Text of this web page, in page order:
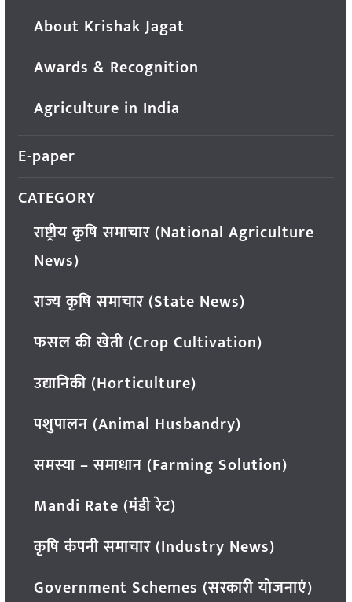
About Krishak Jagat
Awards & Recognition
Agriculture in India
E-paper
CATEGORY
राष्ट्रीय कृषि समाचार (National Agriculture
News)
राज्य कृषि समाचार (State News)
फसल की खेती (Crop Cultivation)
उद्यानिकी (Horticulture)
पशुपालन (Animal Husbandry)
समस्या – समाधान (Farming Solution)
Mandi Rate (मंडी रेट)
कृषि कंपनी समाचार (Industry News)
Government Schemes (सरकारी योजनाएं)